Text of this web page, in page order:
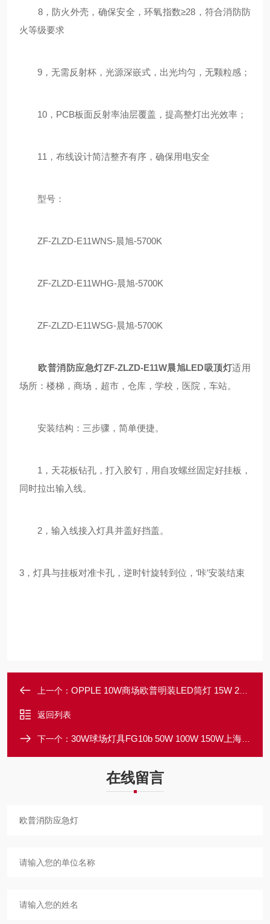
8，防火外壳，确保安全，环氧指数≥28，符合消防防
火等级要求
9，无需反射杯，光源深嵌式，出光均匀，无颗粒感；
10，PCB板面反射率油层覆盖，提高整灯出光效率；
11，布线设计简洁整齐有序，确保用电安全
型号：
ZF-ZLZD-E11WNS-晨旭-5700K
ZF-ZLZD-E11WHG-晨旭-5700K
ZF-ZLZD-E11WSG-晨旭-5700K
欧普消防应急灯ZF-ZLZD-E11W晨旭LED吸顶灯适用
场所：楼梯，商场，超市，仓库，学校，医院，车站。
安装结构：三步骤，简单便捷。
1，天花板钻孔，打入胶钉，用自攻螺丝固定好挂板，
同时拉出输入线。
2，输入线接入灯具并盖好挡盖。
3，灯具与挂板对准卡孔，逆时针旋转到位，‘咔’安装结束
上一个： OPPLE 10W商场欧普明装LED筒灯 15W 20W 30W 40W 佳系列
返回列表
下一个： 30W球场灯具FG10b 50W 100W 150W上海亚明LED泛光灯200W
在线留言